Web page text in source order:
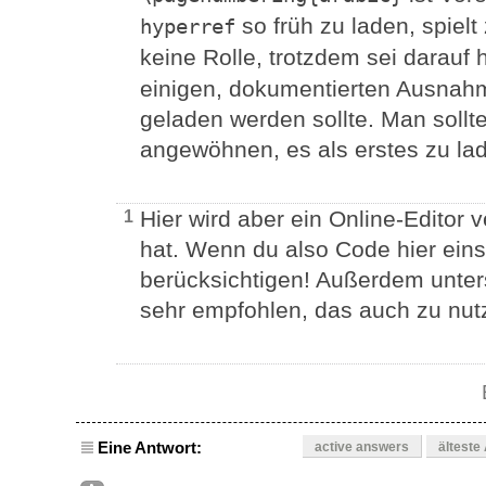
hyperref so früh zu laden,
keine Rolle, trotzdem sei darauf
einigen, dokumentierten
geladen werden sollte. Man
angewöhnen, es als erstes zu
1 Hier wird aber ein Online-Editor
hat. Wenn du also Code hier
berücksichtigen! Außerdem
sehr empfohlen, das auch zu
Eine Antwort: active answers älteste